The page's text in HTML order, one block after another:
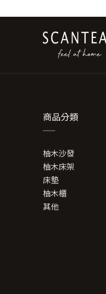
商品分類
柚木沙發
柚木床架
床墊
柚木櫃
其他